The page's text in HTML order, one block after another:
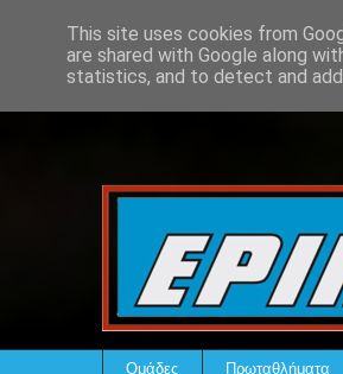
Ομάδες Πρωταθλήματα
This site uses cookies from
are shared with Google along
statistics, and to detect and